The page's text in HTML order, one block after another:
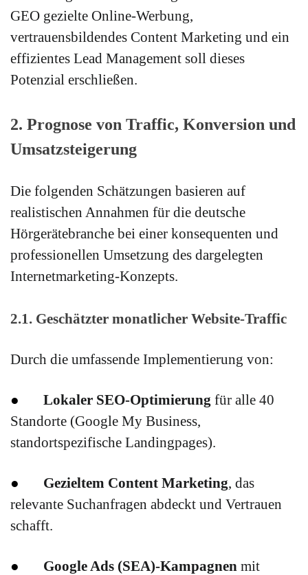
GEO gezielte Online-Werbung,
vertrauensbildendes Content Marketing und ein
effizientes Lead Management soll dieses
Potenzial erschließen.
2. Prognose von Traffic, Konversion und
Umsatzsteigerung
Die folgenden Schätzungen basieren auf
realistischen Annahmen für die deutsche
Hörgerätebranche bei einer konsequenten und
professionellen Umsetzung des dargelegten
Internetmarketing-Konzepts.
2.1. Geschätzter monatlicher Website-Traffic
Durch die umfassende Implementierung von:
● Lokaler SEO-Optimierung für alle 40
Standorte (Google My Business,
standortspezifische Landingpages).
● Gezieltem Content Marketing, das
relevante Suchanfragen abdeckt und Vertrauen
schafft.
● Google Ads (SEA)-Kampagnen mit